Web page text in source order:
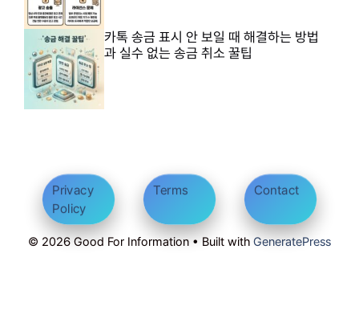
카톡 송금 표시 안 보일 때 해결하는 방법
과 실수 없는 송금 취소 꿀팁
© 2026 Good For Information • Built with GeneratePress
Privacy
Policy
Terms Contact